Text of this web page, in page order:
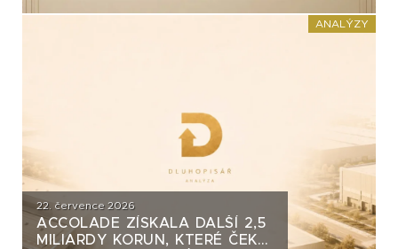
ANALÝZY
22. července 2026
ACCOLADE ZÍSKALA DALŠÍ 2,5
MILIARDY KORUN, KTERÉ ČEKÁ